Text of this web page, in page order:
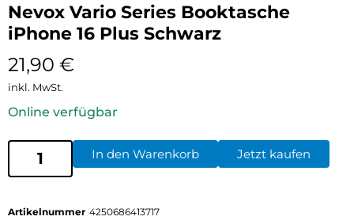
Nevox Vario Series Booktasche
iPhone 16 Plus Schwarz
21,90 €
inkl. MwSt.
Online verfügbar
In den Warenkorb Jetzt kaufen
Artikelnummer 4250686413717